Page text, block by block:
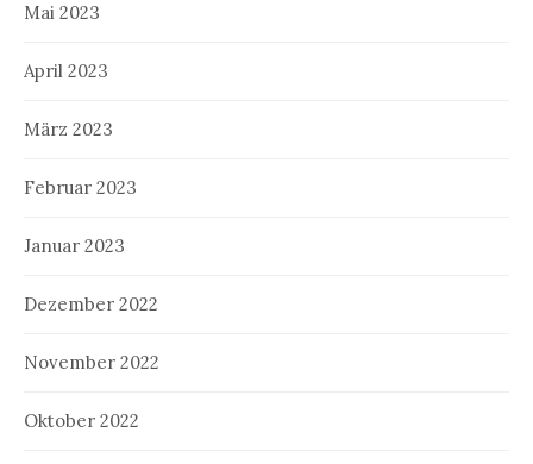
Mai 2023
April 2023
März 2023
Februar 2023
Januar 2023
Dezember 2022
November 2022
Oktober 2022